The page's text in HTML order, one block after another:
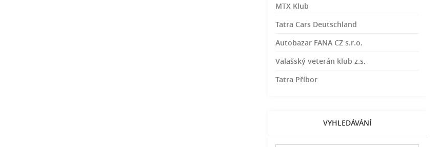
MTX Klub
Tatra Cars Deutschland
Autobazar FANA CZ s.r.o.
Valašský veterán klub z.s.
Tatra Příbor
VYHLEDÁVÁNÍ